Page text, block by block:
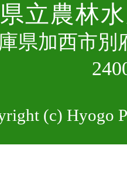
⽴農林
庫県加⻄市
(c) Hyogo